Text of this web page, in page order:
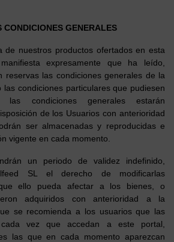
CONDICIONES GENERALES
de nuestros productos ofertados en esta
expresamente que ha leído,
reservas las condiciones generales de la
condiciones particulares que pudiesen
las condiciones generales estarán
de los Usuarios con anterioridad
ser almacenadas y reproducidas e
vigente en cada momento.
un periodo de validez indefinido,
SL el derecho de modificarlas
ello pueda afectar a los bienes, o
adquiridos con anterioridad a la
se recomienda a los usuarios que las
cada vez que accedan a este portal,
las que en cada momento aparezcan